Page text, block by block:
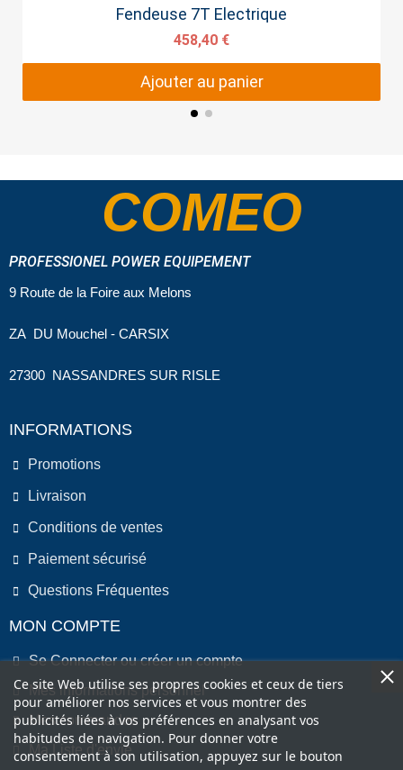
Aperçu rapide
Fendeuse 7T Electrique
458,40 €
Ajouter au panier
COMEO
PROFESSIONEL POWER EQUIPEMENT
9 Route de la Foire aux Melons
ZA DU Mouchel - CARSIX
27300 NASSANDRES SUR RISLE
INFORMATIONS
Promotions
Livraison
Conditions de ventes
Paiement sécurisé
Questions Fréquentes
MON COMPTE
Se Connecter ou créer un compte
Mes informations personnel
Mes commandes
Ma Liste d'envie
Ce site Web utilise ses propres cookies et ceux de tiers
pour améliorer nos services et vous montrer des
publicités liées à vos préférences en analysant vos
habitudes de navigation. Pour donner votre
consentement à son utilisation, appuyez sur le bouton